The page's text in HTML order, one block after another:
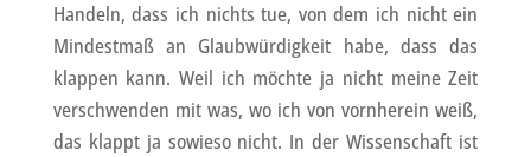
Handeln, dass ich nichts tue, von dem ich nicht ein
Mindestmaß an Glaubwürdigkeit habe, dass das
klappen kann. Weil ich möchte ja nicht meine Zeit
verschwenden mit was, wo ich von vornherein weiß,
das klappt ja sowieso nicht. In der Wissenschaft ist